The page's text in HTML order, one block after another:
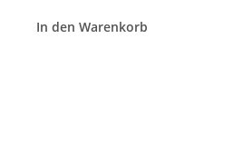
In den Warenkorb